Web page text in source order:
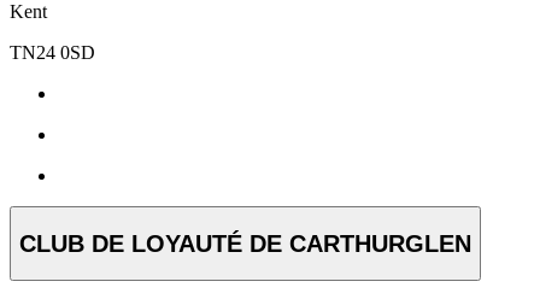
Kent
TN24 0SD
CLUB DE LOYAUTÉ DE CARTHURGLEN